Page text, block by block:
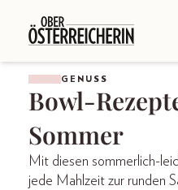
GENUSS
Bowl-
Sommer
Mit diesen sommerlich-
jede Mahlzeit zur runden